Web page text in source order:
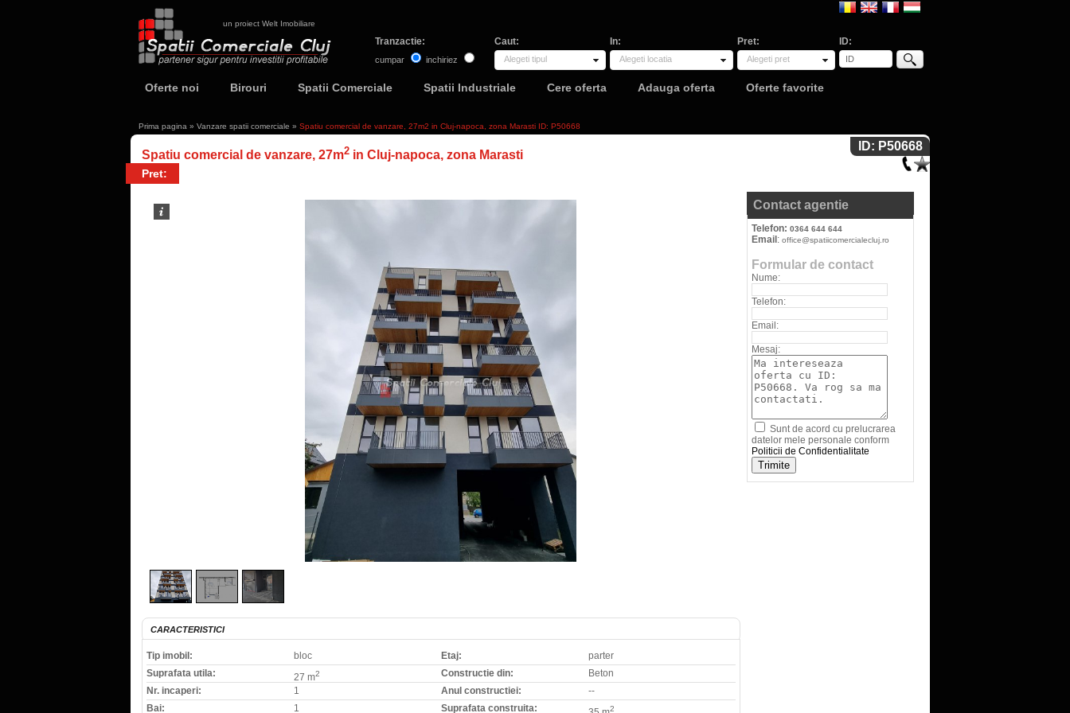
un proiect Welt Imobiliare
Tranzactie:
cumpar inchiriez
Caut:
Alegeti tipul
In:
Alegeti locatia
Pret:
Alegeti pret
ID:
Oferte noi Birouri Spatii Comerciale Spatii Industriale Cere oferta Adauga oferta Oferte favorite
Prima pagina » Vanzare spatii comerciale » Spatiu comercial de vanzare, 27m2 in Cluj-napoca, zona Marasti ID: P50668
Spatiu comercial de vanzare, 27m2 in Cluj-napoca, zona Marasti
Pret:
ID: P50668
CARACTERISTICI
Tip imobil:
bloc
Suprafata utila:
27 m2
Nr. incaperi:
1
Bai:
1
Etaj:
parter
Constructie din:
Beton
Anul constructiei:
--
Suprafata construita:
2
Contact agentie
Telefon: 0364 644 644
Email : office@spatiicomercialecluj.ro
Formular de contact
Nume:
Telefon:
Email:
Mesaj:
Sunt de acord cu prelucrarea
datelor mele personale conform
Politicii de Confidentialitate